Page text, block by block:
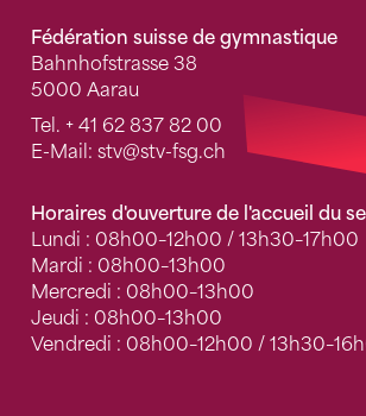
Fédération suisse de gymnastique
Bahnhofstrasse 38
5000 Aarau
Tel. + 41 62 837 82 00
E-Mail: stv@stv-fsg.ch
Horaires d'ouverture de l'accueil du
Lundi : 08h00–12h00 / 13h30–17h00
Mardi : 08h00–13h00
Mercredi : 08h00–13h00
Jeudi : 08h00–13h00
Vendredi : 08h00–12h00 /